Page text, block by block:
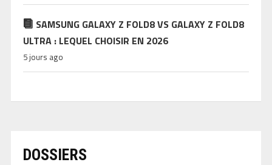
SAMSUNG GALAXY Z FOLD8 VS GALAXY Z FOLD8
ULTRA : LEQUEL CHOISIR EN 2026
5 jours ago
DOSSIERS